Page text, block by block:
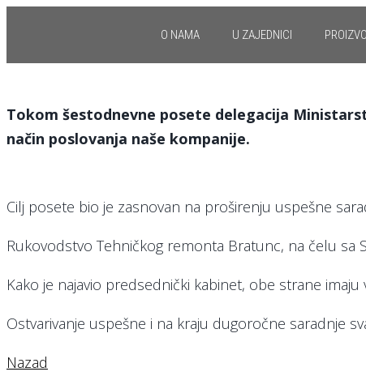
O NAMA U ZAJEDNICI
Tokom šestodnevne posete delegacija
način poslovanja naše kompanije.
Cilj posete bio je zasnovan na proširenju uspešne
Rukovodstvo Tehničkog remonta Bratunc, na čelu
Kako je najavio predsednički kabinet, obe strane
Ostvarivanje uspešne i na kraju dugoročne saradnje
Nazad